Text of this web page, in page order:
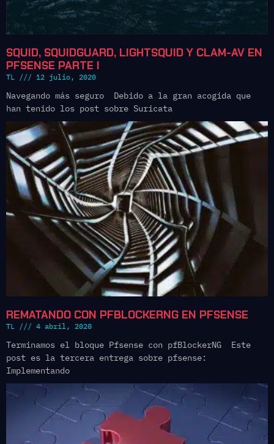
SQUID, SQUIDGUARD, LIGHTSQUID Y CLAM-AV EN
PFSENSE PARTE I
TL 12 julio, 2020
Navegando más seguro Debido a la gran acogida que
han tenido los post sobre Suricata
REMATANDO CON PFBLOCKERNG EN PFSENSE
TL 4 abril, 2020
Terminamos el bloque Pfsense con pfBlockerNG Este
post es la tercera entrega sobre pfsense:
Implementando